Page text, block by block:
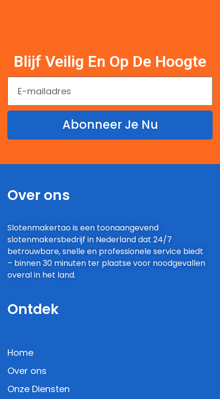
Blijf Veilig En Op De Hoogte
Abonneer Je Nu
Over ons
Slotenmakertao is een toonaangevend
slotenmakersbedrijf in Nederland dat 24/7
betrouwbare, snelle en professionele service biedt
– binnen 30 minuten ter plaatse voor noodgevallen
overal in het land.
Ontdek
Home
Over ons
Onze Diensten